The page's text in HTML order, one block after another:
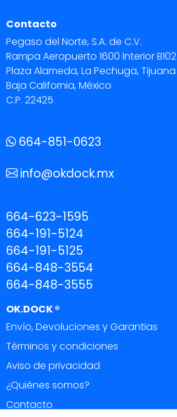
Contacto
Pegaso del Norte, S.A. de C.V.
Rampa Aeropuerto 1600 Interior B102
Plaza Alameda, La Pechuga, Tijuana
Baja California, México
C.P. 22425
664-851-0623
info@okdock.mx
664-623-1595
664-191-5124
664-191-5125
664-848-3554
664-848-3555
OK.DOCK ®
Envío, Devoluciones y Garantias
Términos y condiciones
Aviso de privacidad
¿Quiénes somos?
Contacto